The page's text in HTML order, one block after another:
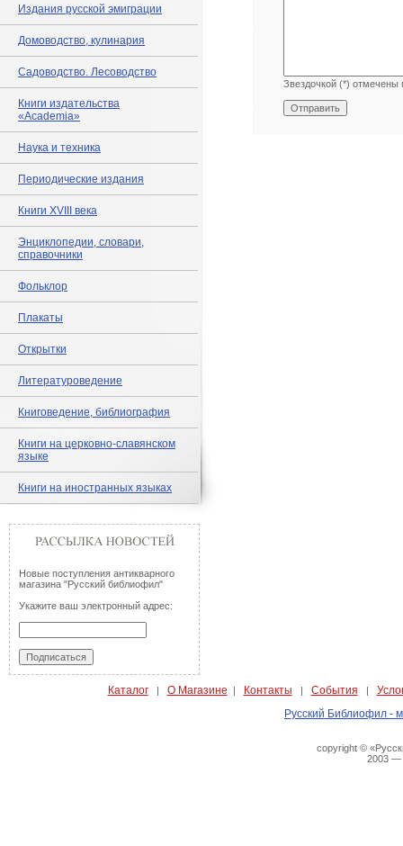
Издания русской эмиграции
Домоводство, кулинария
Садоводство. Лесоводство
Книги издательства
«Academia»
Наука и техника
Периодические издания
Книги XVIII века
Энциклопедии, словари,
справочники
Фольклор
Плакаты
Открытки
Литературоведение
Книговедение, библиография
Книги на церковно-славянском
языке
Книги на иностранных языках
Новые поступления антикварного
магазина "Русский библиофил"
Укажите ваш электронный адрес:
Звездочкой (*) отмечены
Каталог| О Магазине | Контакты | События |
Русский Библиофил -
copyright ©
2003 —